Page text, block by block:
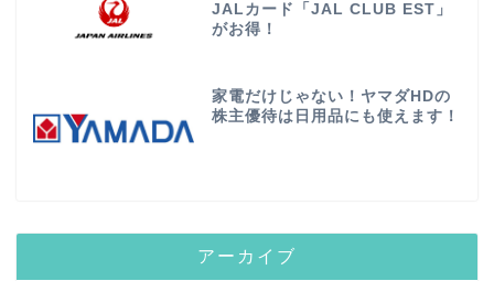
JALカード「JAL CLUB EST」
がお得！
家電だけじゃない！ヤマダHDの
株主優待は日用品にも使えます！
アーカイブ